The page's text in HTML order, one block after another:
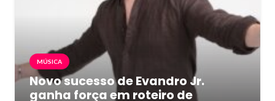
MÚSICA
Novo sucesso de Evandro Jr.
ganha força em roteiro de